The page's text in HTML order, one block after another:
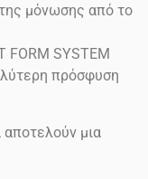
μόνωσης από το
FORM SYSTEM
πρόσφυση
αποτελούν μια